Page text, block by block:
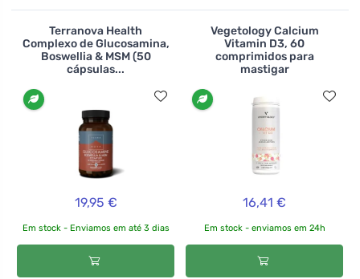
Terranova Health
Complexo de Glucosamina,
Boswellia & MSM (50
cápsulas...
19,95 €
Em stock - Enviamos em até 3 dias
Vegetology Calcium
Vitamin D3, 60
comprimidos para
mastigar
16,41 €
Em stock - enviamos em 24h